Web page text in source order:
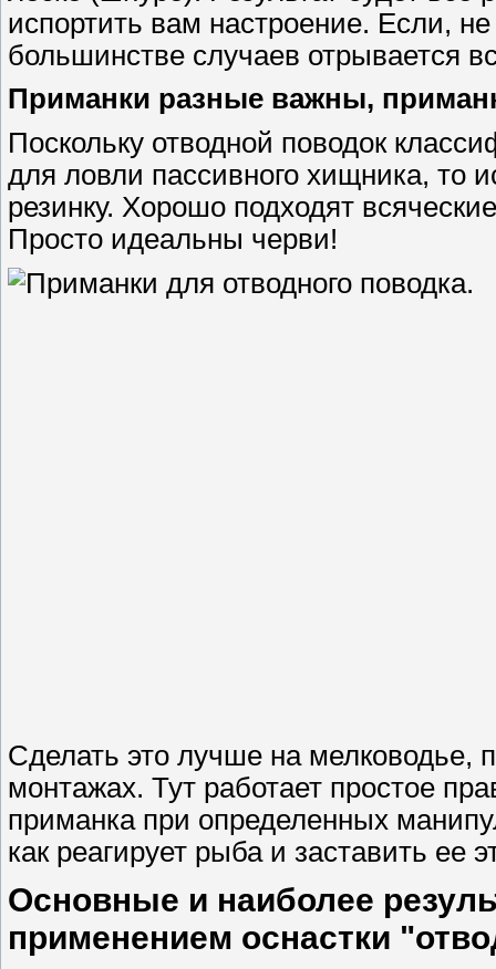
испортить вам настроение. Если,
большинстве случаев отрывается
Приманки разные важны,
Поскольку отводной поводок
для ловли пассивного хищника, то
резинку. Хорошо подходят
Просто идеальны черви!
Сделать это лучше на мелководье,
монтажах. Тут работает простое
приманка при определенных
как реагирует рыба и заставить ее
Основные и наиболее
применением оснастки